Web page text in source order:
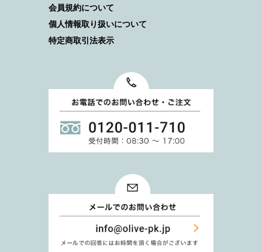
会員規約について
個人情報取り扱いについて
特定商取引法表示